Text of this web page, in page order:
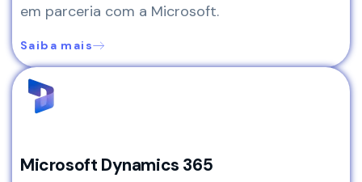
em parceria com a Microsoft.
Saiba mais
Microsoft Dynamics 365